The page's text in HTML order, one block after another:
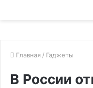
Главная / Гаджеты
В России